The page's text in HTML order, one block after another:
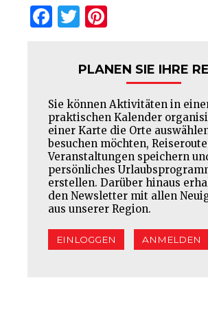
Facebook
Twitter
PLANEN SIE IHRE
Sie können Aktivitäten in
praktischen Kalender
einer Karte die Orte
besuchen möchten,
Veranstaltungen speichern
persönliches
erstellen. Darüber hinaus
den Newsletter mit allen
aus unserer Region.
EINLOGGEN ANMELDEN